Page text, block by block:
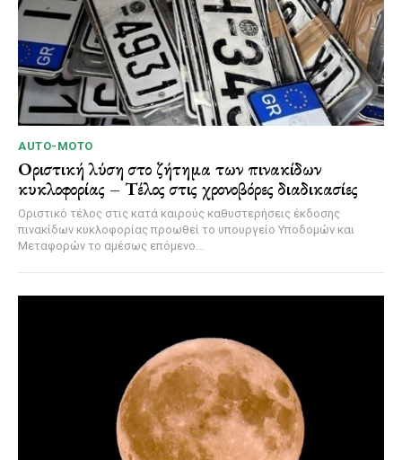
AUTO-MOTO
Οριστική λύση στο ζήτημα των πινακίδων
κυκλοφορίας – Τέλος στις χρονοβόρες διαδικασίες
Οριστικό τέλος στις κατά καιρούς καθυστερήσεις έκδοσης
πινακίδων κυκλοφορίας προωθεί το υπουργείο Υποδομών και
Μεταφορών το αμέσως επόμενο...